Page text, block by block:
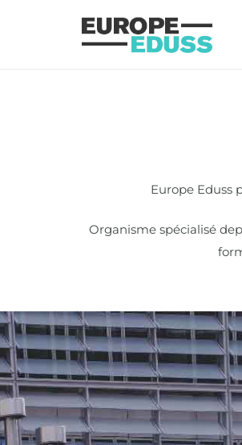
Europe Eduss
Organisme spécialisé